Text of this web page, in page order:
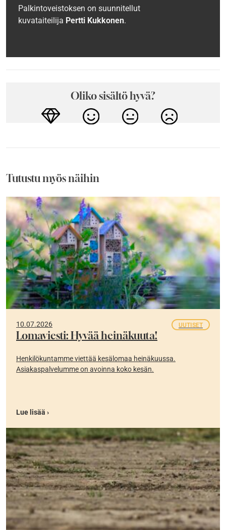
Palkintoveistoksen on suunnitellut
kuvataiteilija Pertti Kukkonen.
Oliko sisältö hyvä?
Tutustu myös näihin
10.07.2026 UUTISET
Lomaviesti: Hyvää heinäkuuta!
Henkilökuntamme viettää kesälomaa heinäkuussa.
Asiakaspalvelumme on avoinna koko kesän.
Lue lisää ›